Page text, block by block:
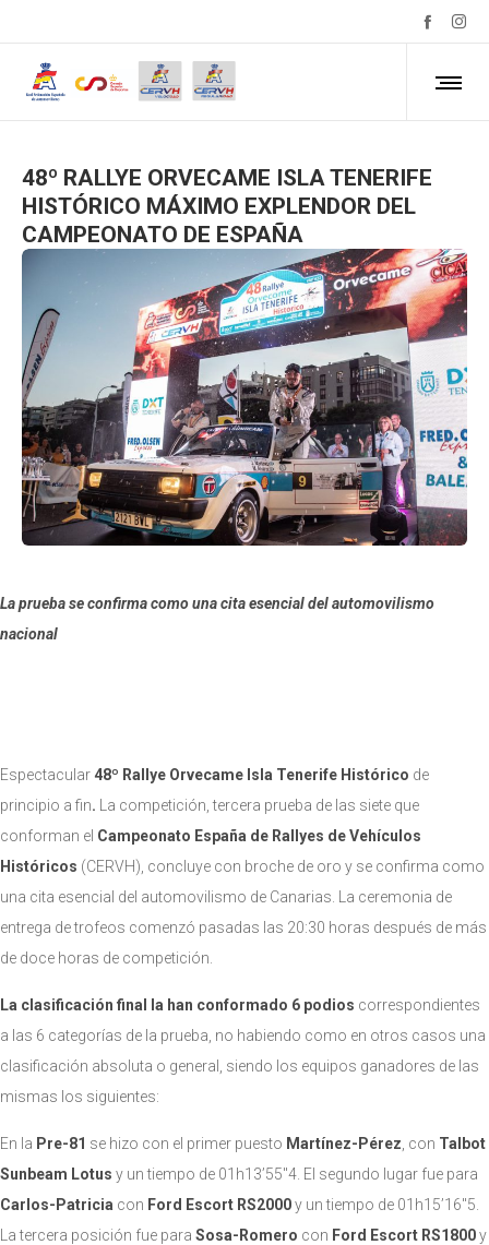
48º RALLYE ORVECAME ISLA TENERIFE
HISTÓRICO MÁXIMO EXPLENDOR DEL
CAMPEONATO DE ESPAÑA
La prueba se confirma como una cita esencial del automovilismo
nacional
Espectacular 48º Rallye Orvecame Isla Tenerife Histórico de
principio a fin.
La competición, tercera prueba de las siete que
conforman el Campeonato España de Rallyes de Vehículos
Históricos (CERVH), concluye con broche de oro y se confirma como
una cita esencial del automovilismo de Canarias. La ceremonia de
entrega de trofeos comenzó pasadas las 20:30 horas después de más
de doce horas de competición.
La clasificación final la han conformado 6 podios correspondientes
a las 6 categorías de la prueba, no habiendo como en otros casos una
clasificación absoluta o general, siendo los equipos ganadores de las
mismas los siguientes:
En la Pre-81 se hizo con el primer puesto Martínez-Pérez , con Talbot
Sunbeam Lotus y un tiempo de 01h13’55″4. El segundo lugar fue para
Carlos-Patricia con Ford Escort RS2000y un tiempo de 01h15’16″5.
La tercera posición fue para Sosa-Romero con Ford Escort RS1800y